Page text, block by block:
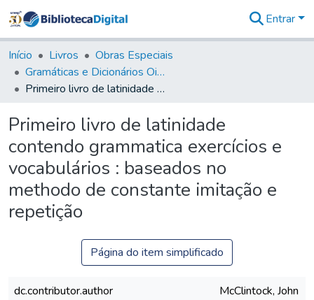
&
Coleções
Tudo na
Biblioteca
Estatísticas
Entrar
Início Livros
Obras Especiais
Gramáticas e Dicionários Oitocentistas - GDO
Primeiro livro de latinidade contendo grammatica exercícios e vocabulários : baseados no methodo de constante imitação e repetição
Primeiro livro de latinidade
contendo grammatica exercícios e
vocabulários : baseados no
methodo de constante imitação e
repetição
Página do item simplificado
dc.contributor.author
McClintock, John